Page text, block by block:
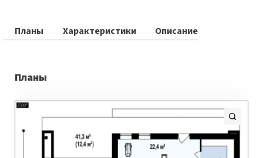
Планы Характеристики Описание
Планы